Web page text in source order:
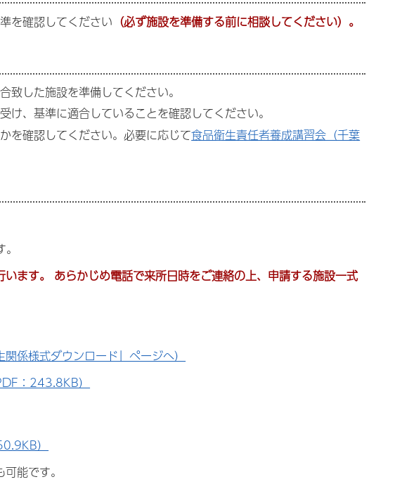
を確認してください （必ず施設を準備する前に相談してください）。
致した施設を準備してください。
け、基準に適合していることを確認してください。
を確認してください。必要に応じて食品衛生責任者養成講習会（千葉
ます。 あらかじめ電話で来所日時をご連絡の上、申請する施設一式
係様式ダウンロード」ページへ）
：243.8KB）
）
能です。